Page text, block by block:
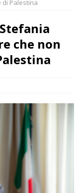
Palestina
che non